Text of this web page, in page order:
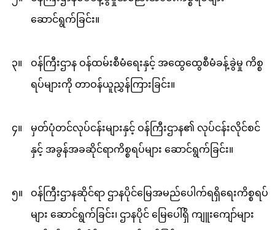
ဆောင်ရွက်ခြင်း။
၃။ ဝန်ကြီးဌာန ဝန်ထမ်းစီမံရေးနှင့် အထွေထွေစီမံခန့်ခွဲမှု ကိစ္စ
ရပ်များကို တာဝန်ယူညွှန်ကြားခြင်း။
၄။ မှတ်ပုံတင်လုပ်ငန်းများနှင့် ဝန်ကြီးဌာန၏ လုပ်ငန်းလိုင်စင်
နှင့် အခွန်အခဆိုင်ရာကိစ္စရပ်များ ဆောင်ရွက်ခြင်း။
၅။ ဝန်ကြီးဌာနဆိုင်ရာ ဌာနပိုင်မြေအမည်ပေါက်ရရှိရေးကိစ္စရပ်
များ ဆောင်ရွက်ခြင်း၊ ဌာနပိုင် မြေပေါ်ရှိ ကျူးကျော်များ